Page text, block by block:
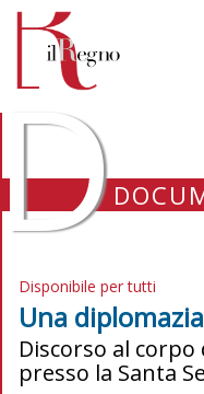
Disponibile per tutti
Una
Discorso al
presso la Santa